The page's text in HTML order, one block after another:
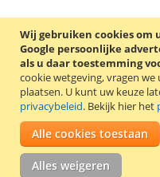
Wij gebruiken cookies om
Google persoonlijke
als u daar toestemming
cookie wetgeving, vragen
plaatsen. U kunt uw keuze
privacybeleid. Bekijk hier het
Alle cookies toestaan
Alles weigeren
VOEG TOE
TOEVOEGEN
Compatible Nikon EN-EL1
onder andere geschikt
5000, 5400 en 5700.